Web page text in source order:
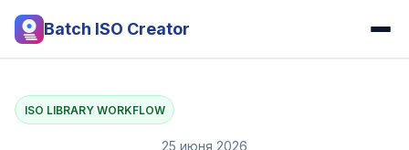
Batch ISO Creator
ISO LIBRARY WORKFLOW
25 июня 2026